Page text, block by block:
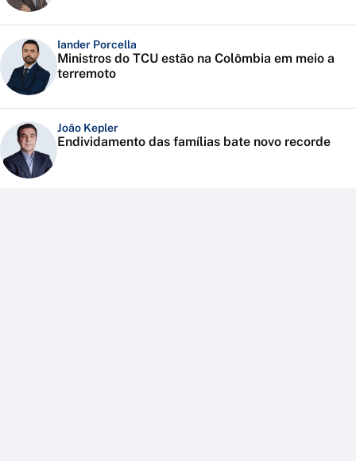
Iander Porcella
Ministros do TCU estão na Colômbia em meio a
terremoto
João Kepler
Endividamento das famílias bate novo recorde